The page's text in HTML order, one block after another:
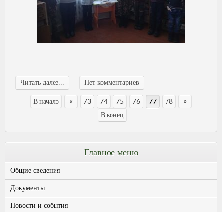
Читать далее... Нет комментариев
В начало « 73 74 75 76 77 78 »
В конец
Главное меню
Общие сведения
Документы
Новости и события